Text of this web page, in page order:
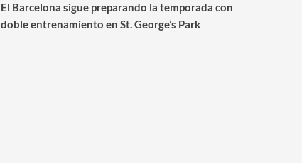
El Barcelona sigue preparando la temporada con
doble entrenamiento en St. George’s Park